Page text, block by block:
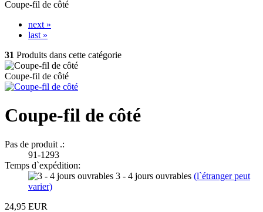
Coupe-fil de côté
next »
last »
31 Produits dans cette catégorie
Coupe-fil de côté
Coupe-fil de côté
Pas de produit .:
91-1293
Temps d`expédition:
3 - 4 jours ouvrables (l`étranger peut
varier)
24,95 EUR